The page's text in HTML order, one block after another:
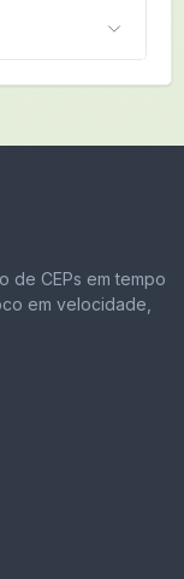
de CEPs em tempo
em velocidade,